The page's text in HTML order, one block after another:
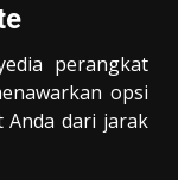
perangkat
opsi
dari jarak